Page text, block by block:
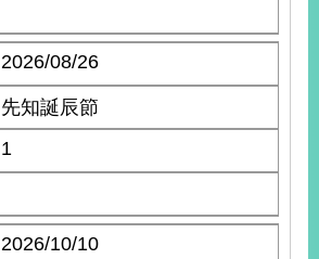
2026/08/26
先知誕辰節
1
2026/10/10